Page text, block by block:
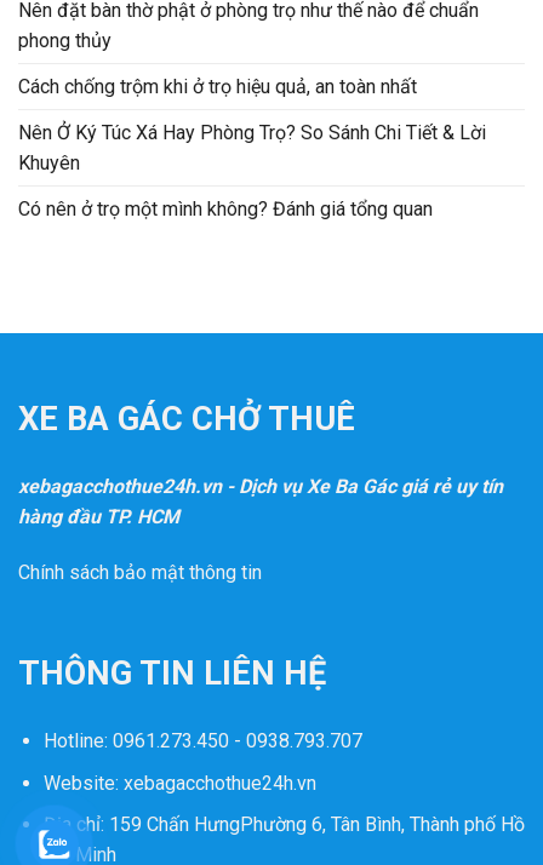
Nên đặt bàn thờ phật ở phòng trọ như thế nào để chuẩn
phong thủy
Cách chống trộm khi ở trọ hiệu quả, an toàn nhất
Nên Ở Ký Túc Xá Hay Phòng Trọ? So Sánh Chi Tiết & Lời
Khuyên
Có nên ở trọ một mình không? Đánh giá tổng quan
XE BA GÁC CHỞ THUÊ
xebagacchothue24h.vn - Dịch vụ Xe Ba Gác giá rẻ uy tín
hàng đầu TP. HCM
Chính sách bảo mật thông tin
THÔNG TIN LIÊN HỆ
Hotline: 0961.273.450 - 0938.793.707
Website: xebagacchothue24h.vn
Địa chỉ: 159 Chấn HưngPhường 6, Tân Bình, Thành phố Hồ
Chí Minh